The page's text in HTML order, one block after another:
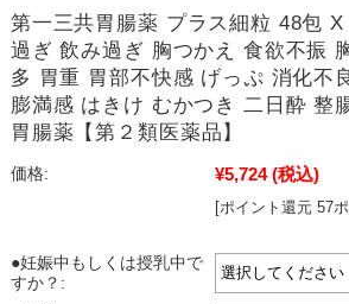
第一三共胃腸薬 プラス細粒 48包
過ぎ 飲み過ぎ 胸つかえ 食欲不振
多 胃重 胃部不快感 げっぷ 消化不
膨満感 はきけ むかつき 二日酔 整
胃腸薬【第２類医薬品】
価格: ¥5,724 (税込)
[ポイント還元 57
●妊娠中もしくは授乳中で
すか？: